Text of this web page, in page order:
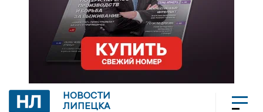
НОВОСТИ
ЛИПЕЦКА